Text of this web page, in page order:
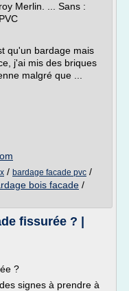
Merlin. ... Sans :
qu'un bardage mais
j'ai mis des briques
malgré que ...
/ bardage facade pvc /
bois facade /
fissurée ? |
?
signes à prendre à